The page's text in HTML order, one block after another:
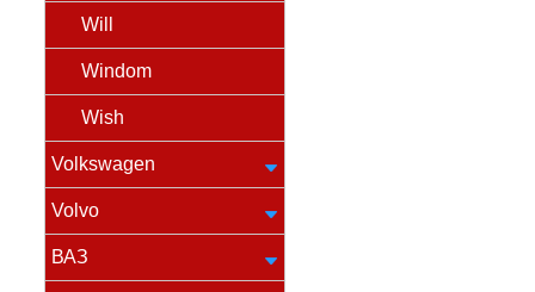
Will
Windom
Wish
Volkswagen
Volvo
ВАЗ